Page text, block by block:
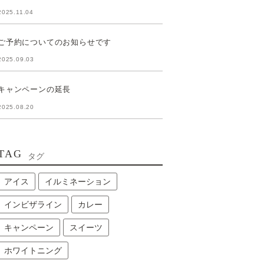
予約についてのお知らせです
ャンペーンの延長
タグ
アイス イルミネーション
インビザライン カレー
キャンペーン スイーツ
ホワイトニング